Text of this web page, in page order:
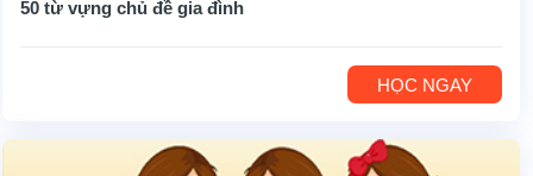
50 từ vựng chủ đề gia đình
HỌC NGAY